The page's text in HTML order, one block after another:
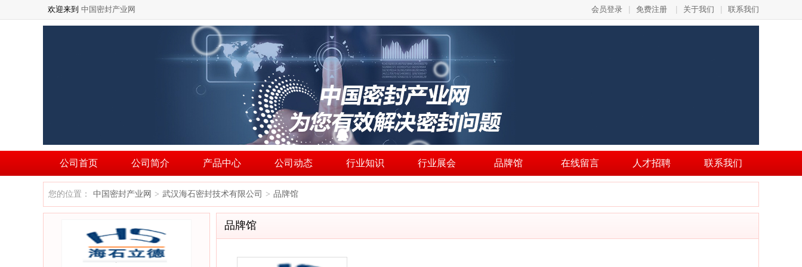
欢迎来到 中国密封产业网 会员登录 免费注册 关于我们 联系我们
公司首页 公司简介 产品中心 公司动态 行业知识 行业展会 品牌馆 在线留言 人才招聘 联系我们
您的位置： 中国密封产业网 > 武汉海石密封技术有限公司 > 品牌馆
品牌馆